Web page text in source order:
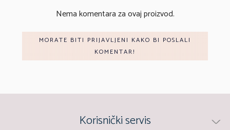
Nema komentara za ovaj proizvod.
MORATE BITI PRIJAVLJENI KAKO BI POSLALI
KOMENTAR!
Korisnički servis